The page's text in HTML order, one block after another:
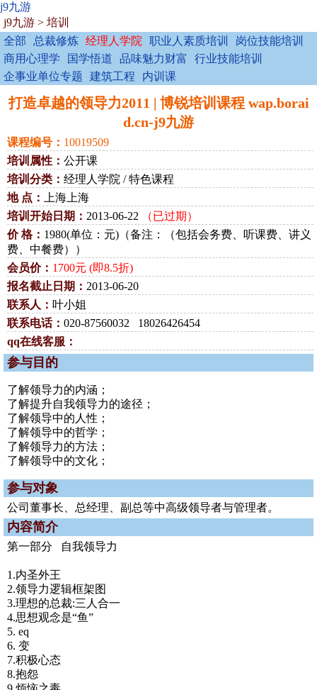
j9九游
j9九游 > 培训
全部
总裁修炼 经理人学院 职业人素质培训
岗位技能培训
商用心理学
国学悟道 品味魅力财富
行业技能培训
企事业单位专题
建筑工程 内训课
打造卓越的领导力2011 | 博锐培训课程 wap.borai
d.cn-j9九游
课程编号： 10019509
培训属性： 公开课
培训分类： 经理人学院 / 特色课程
地 点：
上海上海
培训开始日期： 2013-06-22
（已过期）
价 格： 1980(单位：元)（备注：（包括会务费、听课费、讲义
费、中餐费））
会员价： 1700元 (即8.5折)
报名截止日期： 2013-06-20
联系人： 叶小姐
联系电话： 020-87560032 18026426454
qq在线客服：
参与目的
了解领导力的内涵；
了解提升自我领导力的途径；
了解领导中的人性；
了解领导中的哲学；
了解领导力的方法；
了解领导中的文化；
参与对象
公司董事长、总经理、副总等中高级领导者与管理者。
内容简介
第一部分 自我领导力
1.内圣外王
2.领导力逻辑框架图
3.理想的总裁:三人合一
4.思想观念是“鱼”
5. eq
6. 变
7.积极心态
8.抱怨